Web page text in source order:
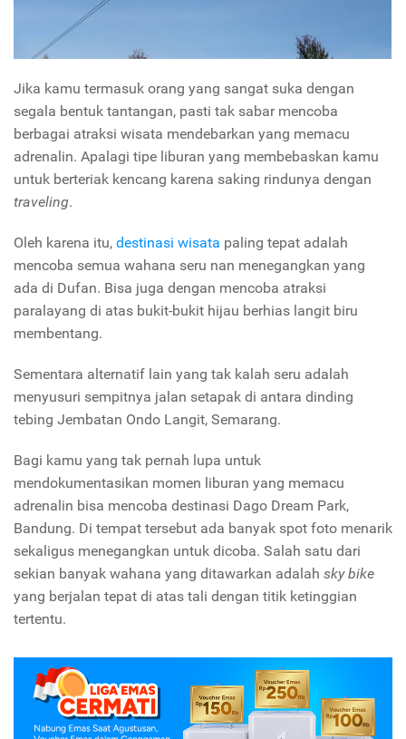
Jika kamu termasuk orang yang sangat suka dengan
segala bentuk tantangan, pasti tak sabar mencoba
berbagai atraksi wisata mendebarkan yang memacu
adrenalin. Apalagi tipe liburan yang membebaskan kamu
untuk berteriak kencang karena saking rindunya dengan
traveling.
Oleh karena itu, destinasi wisata paling tepat adalah
mencoba semua wahana seru nan menegangkan yang
ada di Dufan. Bisa juga dengan mencoba atraksi
paralayang di atas bukit-bukit hijau berhias langit biru
membentang.
Sementara alternatif lain yang tak kalah seru adalah
menyusuri sempitnya jalan setapak di antara dinding
tebing Jembatan Ondo Langit, Semarang.
Bagi kamu yang tak pernah lupa untuk
mendokumentasikan momen liburan yang memacu
adrenalin bisa mencoba destinasi Dago Dream Park,
Bandung. Di tempat tersebut ada banyak spot foto menarik
sekaligus menegangkan untuk dicoba. Salah satu dari
sekian banyak wahana yang ditawarkan adalah sky bike
yang berjalan tepat di atas tali dengan titik ketinggian
tertentu.